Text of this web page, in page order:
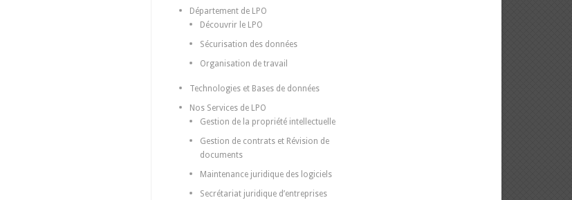
Département de LPO
Découvrir le LPO
Sécurisation des données
Organisation de travail
Technologies et Bases de données
Nos Services de LPO
Gestion de la propriété intellectuelle
Gestion de contrats et Révision de
documents
Maintenance juridique des logiciels
Secrétariat juridique d’entreprises